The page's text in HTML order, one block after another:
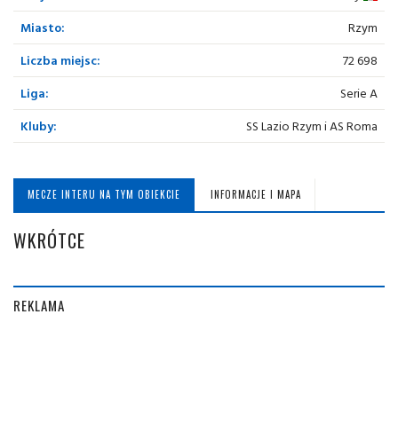
Miasto:
Rzym
Liczba miejsc:
72 698
Liga:
Serie A
Kluby:
SS Lazio Rzym i AS Roma
MECZE INTERU NA TYM OBIEKCIE INFORMACJE I MAPA
WKRÓTCE
REKLAMA